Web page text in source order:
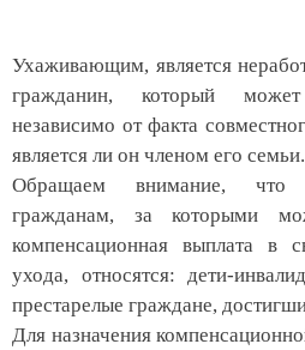
Ухаживающим, является
гражданин, который
независимо от факта
является ли он членом его семьи.
Обращаем внимание, что
гражданам, за которыми
компенсационная выплата в
ухода, относятся: дети-
престарелые граждане,
Для назначения